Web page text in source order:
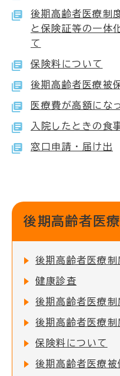
後期高齢者医療制
と保険証等の一体
て
保険料について
後期高齢者医療被
医療費が高額にな
入院したときの食
窓口申請・届け出
後期高齢者医療
後期高齢者医療制
健康診査
後期高齢者医療制
保険料について
後期高齢者医療